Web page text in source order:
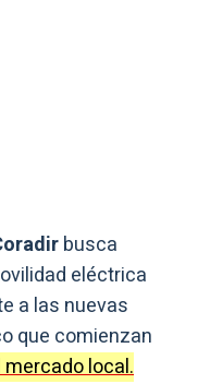
busca
eléctrica
a las nuevas
que comienzan
local.